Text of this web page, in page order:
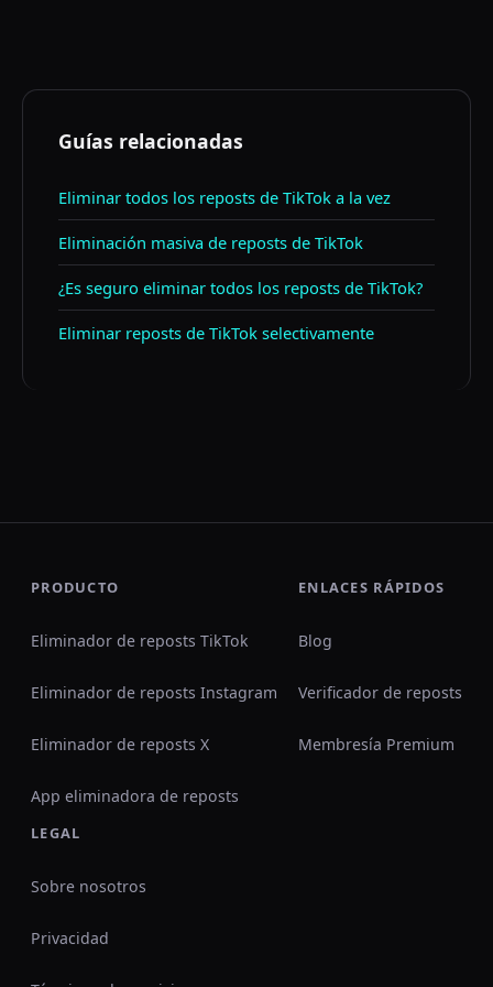
Guías relacionadas
Eliminar todos los reposts de TikTok a la vez
Eliminación masiva de reposts de TikTok
¿Es seguro eliminar todos los reposts de TikTok?
Eliminar reposts de TikTok selectivamente
PRODUCTO
Eliminador de reposts TikTok
Eliminador de reposts Instagram
Eliminador de reposts X
App eliminadora de reposts
ENLACES RÁPIDOS
Blog
Verificador de reposts
Membresía Premium
LEGAL
Sobre nosotros
Privacidad